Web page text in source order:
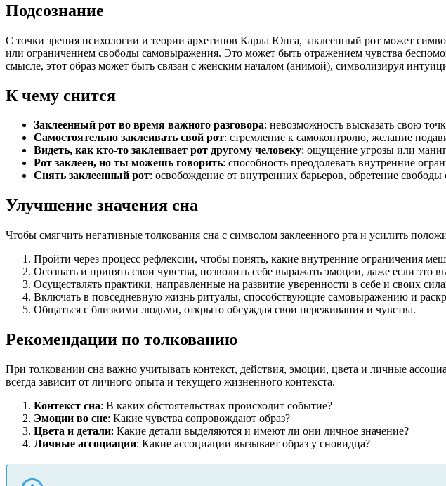
Подсознание
С точки зрения психологии и теории архетипов Карла Юнга, заклеенный рот может
или ограничением свободы самовыражения. Это может быть отражением чувства
смысле, этот образ может быть связан с женским началом (анимой), символизируя
К чему снится
Заклеенный рот во время важного разговора: невозможность высказать свою
Самостоятельно заклеивать свой рот: стремление к самоконтролю, желание
Видеть, как кто-то заклеивает рот другому человеку: ощущение угрозы или
Рот заклеен, но ты можешь говорить: способность преодолевать внутренние
Снять заклеенный рот: освобождение от внутренних барьеров, обретение
Улучшение значения сна
Чтобы смягчить негативные толкования сна с символом заклеенного рта и усилить
Пройти через процесс рефлексии, чтобы понять, какие внутренние ограничения
Осознать и принять свои чувства, позволить себе выражать эмоции, даже если это
Осуществлять практики, направленные на развитие уверенности в себе и своих
Включать в повседневную жизнь ритуалы, способствующие самовыражению и
Общаться с близкими людьми, открыто обсуждая свои переживания и чувства.
Рекомендации по толкованию
При толковании сна важно учитывать контекст, действия, эмоции, цвета и личные
всегда зависит от личного опыта и текущего жизненного контекста.
Контекст сна: В каких обстоятельствах происходит событие?
Эмоции во сне: Какие чувства сопровождают образ?
Цвета и детали: Какие детали выделяются и имеют ли они личное значение?
Личные ассоциации: Какие ассоциации вызывает образ у сновидца?